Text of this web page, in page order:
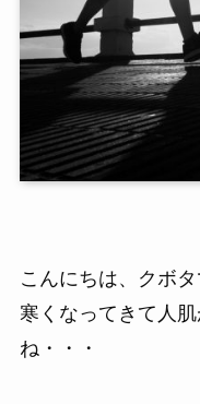
こんにちは、クボ
寒くなってきて人
ね・・・